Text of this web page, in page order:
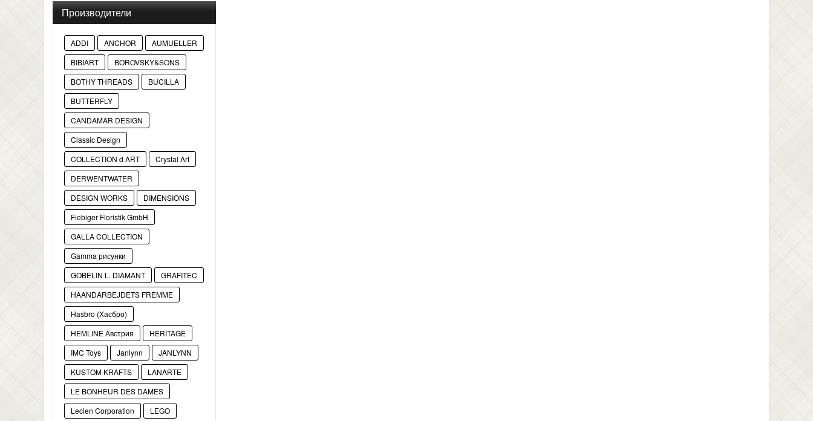
Производители
ADDI ANCHOR
AUMUELLER
BIBIART
BOROVSKY&SONS
BOTHY THREADS
BUCILLA
BUTTERFLY
CANDAMAR DESIGN
Classic Design
COLLECTION d ART
Crystal Art
DERWENTWATER
DESIGN WORKS
DIMENSIONS
Fiebiger Floristik GmbH
GALLA COLLECTION
Gamma рисунки
GOBELIN L. DIAMANT
GRAFITEC
HAANDARBEJDETS FREMME
Hasbro (Хасбро)
HEMLINE Австрия
HERITAGE
IMC Toys
Janlynn
JANLYNN
KUSTOM KRAFTS
LANARTE
LE BONHEUR DES DAMES
Lecien Corporation
LEGO